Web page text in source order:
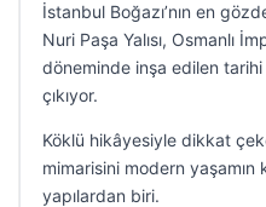
İstanbul Boğazı’nın en
Nuri Paşa Yalısı, Osmanlı
döneminde inşa edilen
çıkıyor.
Köklü hikâyesiyle dikkat
mimarisini modern
yapılardan biri.